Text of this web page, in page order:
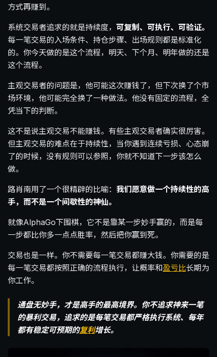
方式再赚到。
系统交易者追求的就是持续度， 可复制、可执行、可验证。
每一笔交易的入场条件、持仓步骤、出场规则都是标准化
的。你今天做的是这个流程，明天、下个月、明年做的还是
这个流程。
主观交易者的问题是，他可能这次赚钱了，但下次换了个市
场环境，他可能完全换了一种做法。他没有固定的流程，全
凭当下的判断。
这不是说主观交易不能赚钱。有些主观交易者确实很厉害。
但主观交易的难点在于持续性，当你遇到连续亏损、心态崩
了的时候，没有规则可以参照，你就不知道下一步该怎么
做。
路肖南用了一个很精辟的比喻： 我们愿意做一个持续性的高
手，而不是一个间歇性的神仙。
就像AlphaGo下围棋，它不是靠某一步妙手赢的，而是每
一步都比你多一点点胜率，然后把你赢到死。
交易也是一样。你不需要每一笔交易都赚大钱。你需要的是
每一笔交易都按照正确的流程执行，让概率和盈亏比长期为
你工作。
通盘无妙手，才是高手的最高境界。你不追求神来一笔
的暴利交易，追求的是每笔交易都严格执行系统、每年
都有稳定可预期的复利增长。